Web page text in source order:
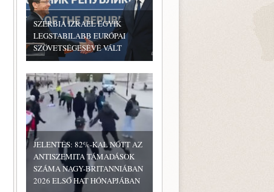
SZERBIA IZRAEL EGYIK
LEGSTABILABB EURÓPAI
SZÖVETSÉGESÉVÉ VÁLT
JELENTÉS: 82%-KAL NŐTT AZ
ANTISZEMITA TÁMADÁSOK
SZÁMA NAGY-BRITANNIÁBAN
2026 ELSŐ HAT HÓNAPJÁBAN